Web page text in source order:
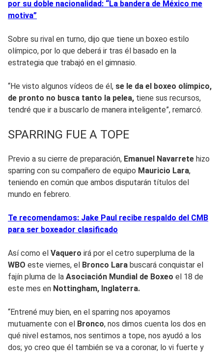
por su doble nacionalidad: “La bandera de México me
motiva”
Sobre su rival en turno, dijo que tiene un boxeo estilo
olímpico, por lo que deberá ir tras él basado en la
estrategia que trabajó en el gimnasio.
“He visto algunos vídeos de él, se le da el boxeo olímpico,
de pronto no busca tanto la pelea, tiene sus recursos,
tendré que ir a buscarlo de manera inteligente”, remarcó.
SPARRING FUE A TOPE
Previo a su cierre de preparación, Emanuel Navarrete hizo
sparring con su compañero de equipo Mauricio Lara,
teniendo en común que ambos disputarán títulos del
mundo en febrero.
Te recomendamos: Jake Paul recibe respaldo del CMB
para ser boxeador clasificado
Así como el Vaquero irá por el cetro superpluma de la
WBO este viernes, el Bronco Lara buscará conquistar el
fajín pluma de la Asociación Mundial de Boxeo el 18 de
este mes en Nottingham, Inglaterra.
“Entrené muy bien, en el sparring nos apoyamos
mutuamente con el Bronco, nos dimos cuenta los dos en
qué nivel estamos, nos sentimos a tope, nos ayudó a los
dos; yo creo que él también se va a coronar, lo vi fuerte y